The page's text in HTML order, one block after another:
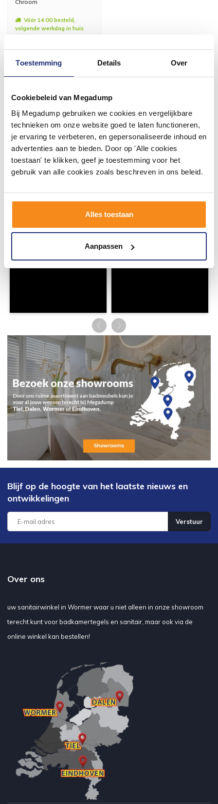
Toestemming Details Over
Cookiebeleid van Megadump
Bij Megadump gebruiken we cookies en vergelijkbare
technieken om onze website goed te laten functioneren,
je ervaring te verbeteren, en gepersonaliseerde inhoud en
advertenties aan te bieden. Door op 'Alle cookies
toestaan' te klikken, geef je toestemming voor het
gebruik van alle cookies zoals beschreven in ons beleid.
Alles toestaan
Aanpassen
Chroom
Vóór 14:00 besteld,
volgende werkdag in huis
157,00
Meer info
#mijndroombadkamer
Wij geloven in de kracht van delen. Deel jouw
badkamer op Instagram met #mijndroombadkamer
en tag @megadumpnl. Samen bouwen we een
badkamerstijlen. Doe je mee?
Blijf op de hoogte van het laatste nieuws en
ontwikkelingen
Verstuur
Over ons
uw sanitairwinkel in Wormer waar u niet alleen in onze showroom
terecht kunt voor badkamertegels en sanitair, maar ook via de
online winkel kan bestellen!